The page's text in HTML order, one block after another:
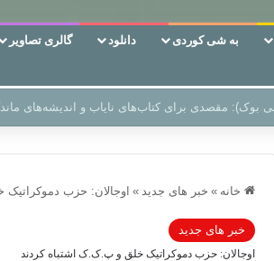
به شی کوردی دانلود گالری تصاویر
وکناره‌گیری از راه خداست‌!
خانه » خبر های جدید » اوجالان: حزب
خبر های جدید
اوجالان: حزب دموکراتیک خلق و پ.ک.ک اشتباه کردند